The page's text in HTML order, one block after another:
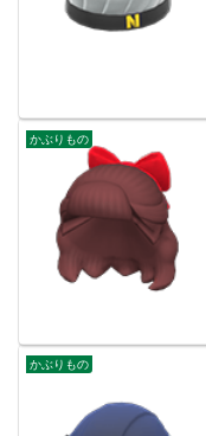
かぶりもの
かぶりもの